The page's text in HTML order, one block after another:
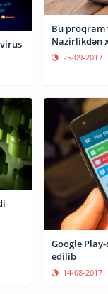
Bu proqram
Nazirlikdən
25-09-2017
Google
edilib
14-08-2017